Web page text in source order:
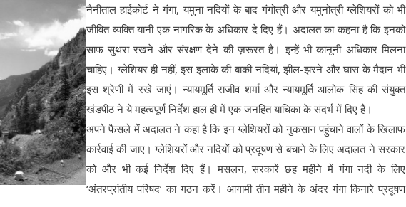
नैनीताल हाईकोर्ट ने गंगा, यमुना नदियों के बाद गंगोत्री और यमुनोत्री ग्लेशियरों को भी
जीवित व्यक्ति यानी एक नागरिक के अधिकार दे दिए हैं। अदालत का कहना है कि इनको
साफ-सुथरा रखने और संरक्षण देने की ज़रूरत है। इन्हें भी कानूनी अधिकार मिलना
चाहिए। ग्लेशियर ही नहीं, इस इलाके की बाकी नदियां, झील-झरने और घास के मैदान भी
इस श्रेणी में रखे जाएं। न्यायमूर्ति राजीव शर्मा और न्यायमूर्ति आलोक सिंह की संयुक्त
खंडपीठ ने ये महत्वपूर्ण निर्देश हाल ही में एक जनहित याचिका के संदर्भ में दिए हैं।
अपने फैसले में अदालत ने कहा है कि इन ग्लेशियरों को नुकसान पहुंचाने वालों के खिलाफ
कार्रवाई की जाए। ग्लेशियरों और नदियों को प्रदूषण से बचाने के लिए अदालत ने सरकार
को और भी कई निर्देश दिए हैं। मसलन, सरकारें छह महीने में गंगा नदी के लिए
‘अंतरप्रांतीय परिषद’ का गठन करें। आगामी तीन महीने के अंदर गंगा किनारे प्रदूषण